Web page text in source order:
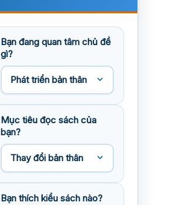
Bạn đang quan tâm chủ đề
gì?
Mục tiêu đọc sách của
bạn?
Bạn thích kiểu sách nào?